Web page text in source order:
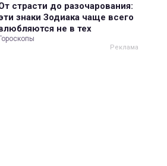
страсти до разочарования:
знаки Зодиака чаще всего
не в тех
Гороскопы